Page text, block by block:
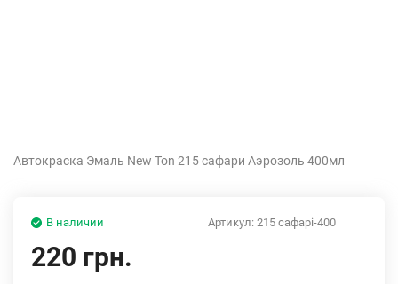
Автокраска Эмаль New Ton 215 сафари Аэрозоль 400мл
Артикул: 215 сафарi-400
В наличии
220 грн.